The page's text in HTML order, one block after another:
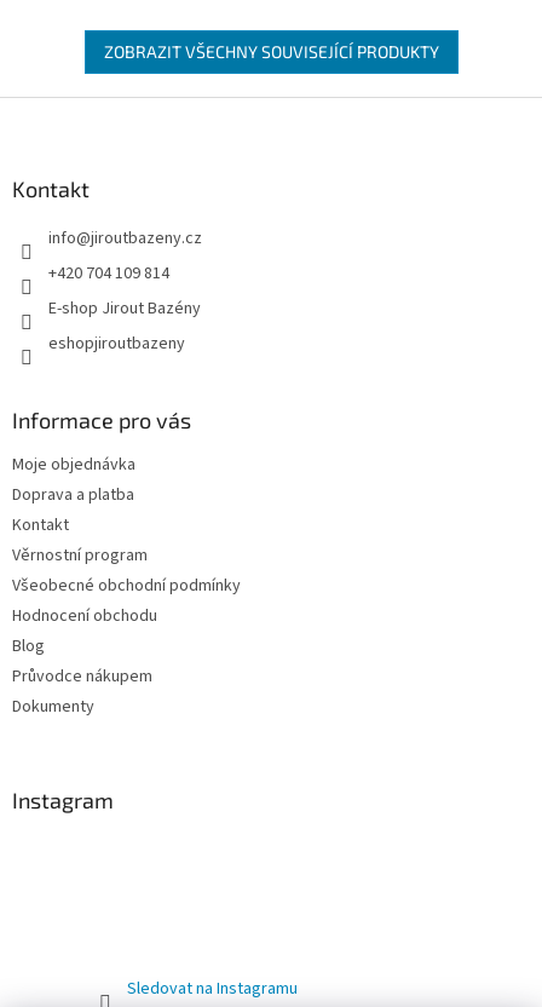
ZOBRAZIT VŠECHNY SOUVISEJÍCÍ PRODUKTY
Kontakt
info@jiroutbazeny.cz
+420 704 109 814
E-shop Jirout Bazény
eshopjiroutbazeny
Informace pro vás
Moje objednávka
Doprava a platba
Kontakt
Věrnostní program
Všeobecné obchodní podmínky
Hodnocení obchodu
Blog
Průvodce nákupem
Dokumenty
Instagram
Sledovat na Instagramu